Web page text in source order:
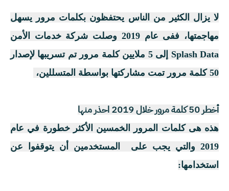
لا يزال الكثير من الناس يحتفظون بكلمات مرور يسهل
مهاجمتها، ففى عام 2019 وصلت شركة خدمات الأمن
Splash Data إلى 5 ملايين كلمة مرور تم تسريبها لإصدار
50 كلمة مرور تمت مشاركتها بواسطة المتسللين،
أخطر 50 كلمة مرور خلال 2019 احذر منها
هذه هى كلمات المرور الخمسين الأكثر خطورة في عام
2019 والتي يجب على المستخدمين أن يتوقفوا عن
استخدامها: